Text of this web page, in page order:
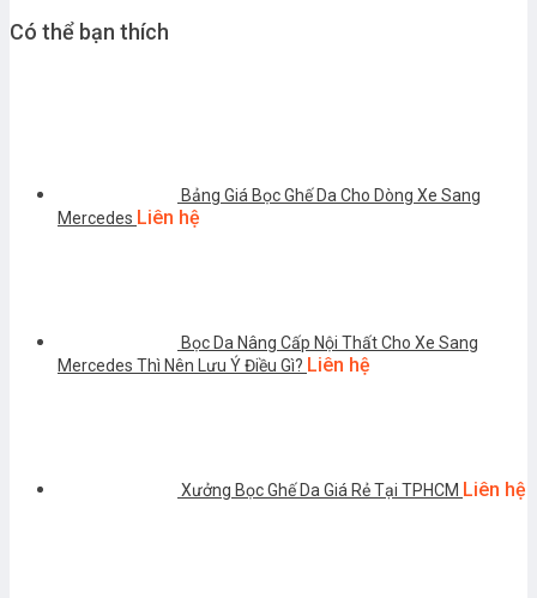
Có thể bạn thích
Bảng Giá Bọc Ghế Da Cho Dòng Xe Sang
Mercedes Liên hệ
Bọc Da Nâng Cấp Nội Thất Cho Xe Sang
Mercedes Thì Nên Lưu Ý Điều Gì? Liên hệ
Xưởng Bọc Ghế Da Giá Rẻ Tại TPHCM Liên hệ